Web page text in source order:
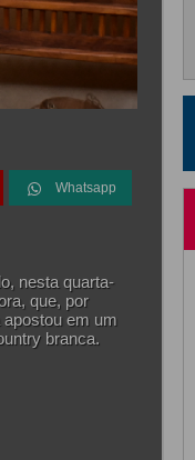
Whatsapp
nesta quarta-
que, por
em um
branca.